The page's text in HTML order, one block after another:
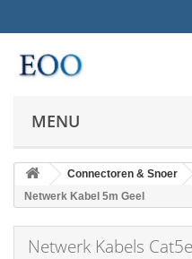
MENU
Connectoren & Snoer
Netwerk Kabel 5m Geel
Netwerk Kabels Cat5e